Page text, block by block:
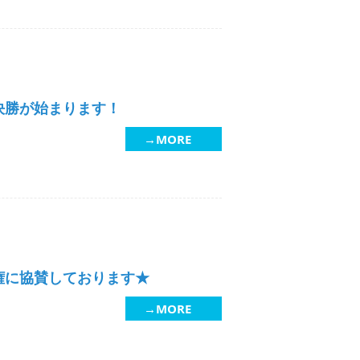
が始まります！
→MORE
協賛しております★
→MORE